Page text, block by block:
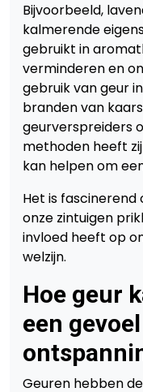
Bijvoorbeeld,
kalmerende
gebruikt in
verminderen en
gebruik van geur
branden van
geurverspreiders
methoden heeft
kan helpen om
Het is fascinerend
onze zintuigen
invloed heeft op
welzijn.
Hoe geur
een
Geuren hebben